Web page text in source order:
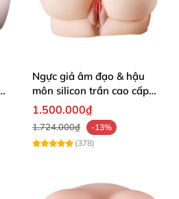
Ngực giả âm đạo & hậu
môn silicon trần cao cấp
mềm mịn - Man
Mastuebator 3kg
1.500.000₫
1.724.000₫
-13%
(378)